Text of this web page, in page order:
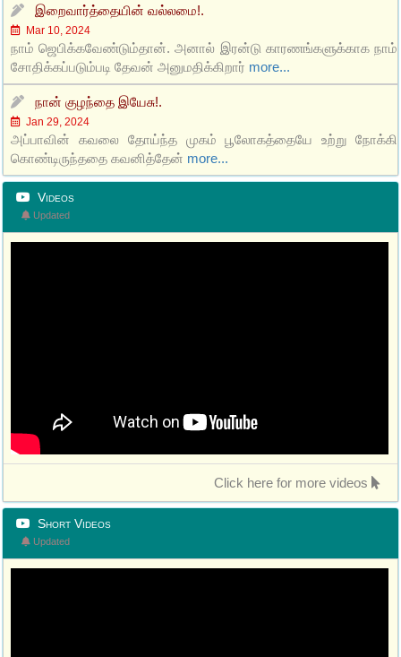
இறைவார்த்தையின் வல்லமை!.
Mar 10, 2024
நாம் ஜெபிக்கவேண்டும்தான். அனால் இரன்டு காரணங்களுக்காக நாம்
சோதிக்கப்படும்படி தேவன் அனுமதிக்கிறார் more...
நான் குழந்தை இயேசு!.
Jan 29, 2024
அப்பாவின் கவலை தோய்ந்த முகம் பூலோகத்தையே உற்று நோக்கி
கொண்டிருந்ததை கவனித்தேன் more...
Videos
Updated
Click here for more videos
Short Videos
Updated